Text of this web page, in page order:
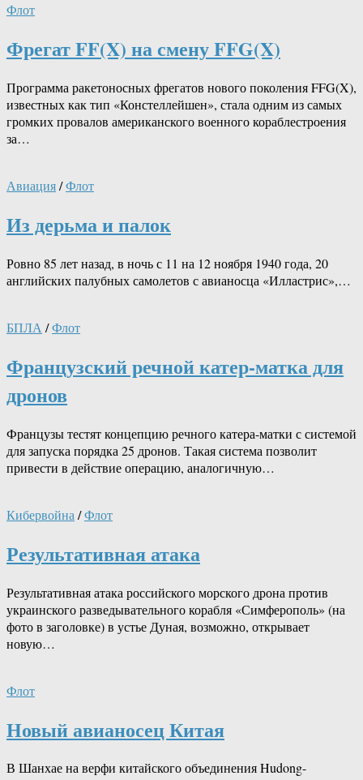
Флот
Фрегат FF(X) на смену FFG(X)
Программа ракетоносных фрегатов нового поколения FFG(X),
известных как тип «Констеллейшен», стала одним из самых
громких провалов американского военного кораблестроения
за…
Авиация/Флот
Из дерьма и палок
Ровно 85 лет назад, в ночь с 11 на 12 ноября 1940 года, 20
английских палубных самолетов с авианосца «Илластрис»,…
БПЛА /Флот
Французский речной катер-матка для
дронов
Французы тестят концепцию речного катера-матки с системой
для запуска порядка 25 дронов. Такая система позволит
привести в действие операцию, аналогичную…
Кибервойна /Флот
Результативная атака
Результативная атака российского морского дрона против
украинского разведывательного корабля «Симферополь» (на
фото в заголовке) в устье Дуная, возможно, открывает
новую…
Флот
Новый авианосец Китая
В Шанхае на верфи китайского объединения Hudong-